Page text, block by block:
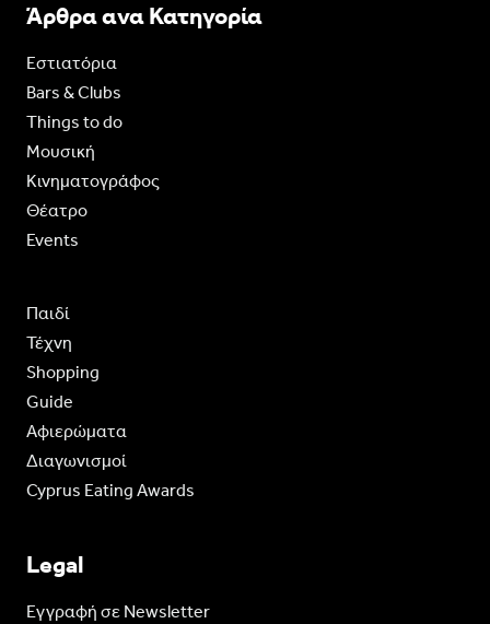
Άρθρα ανα Κατηγορία
Εστιατόρια
Bars & Clubs
Things to do
Moυσική
Κινηματογράφος
Θέατρο
Events
Παιδί
Τέχνη
Shopping
Guide
Aφιερώματα
Διαγωνισμοί
Cyprus Eating Awards
Legal
Eγγραφή σε Newsletter